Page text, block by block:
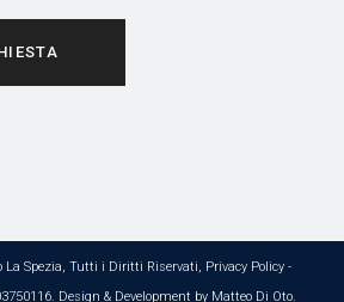
La Spezia, Tutti i Diritti Riservati, Privacy Policy-
Design & Development by Matteo Di Oto.